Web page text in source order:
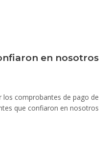
en nosotros
los comprobantes de pago de
que confiaron en nosotros